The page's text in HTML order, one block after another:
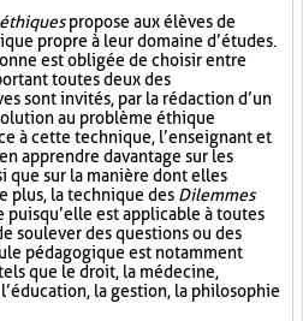
propose aux élèves de
propre à leur domaine d’études.
est obligée de choisir entre
toutes deux des
sont invités, par la rédaction d’un
au problème éthique
à cette technique, l’enseignant et
apprendre davantage sur les
que sur la manière dont elles
plus, la technique des Dilemmes
est applicable à toutes
soulever des questions ou des
pédagogique est notamment
que le droit, la médecine,
la gestion, la philosophie